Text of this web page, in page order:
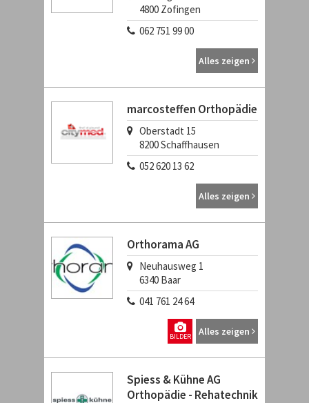
4800 Zofingen
062 751 99 00
Alles zeigen
marcosteffen Orthopädie
Oberstadt 15
8200Schaffhausen
052 620 13 62
Alles zeigen
Orthorama AG
Neuhausweg 1
6340 Baar
041 761 24 64
Alles zeigen
BILDER
Spiess & Kühne AG
Orthopädie - Rehatechnik